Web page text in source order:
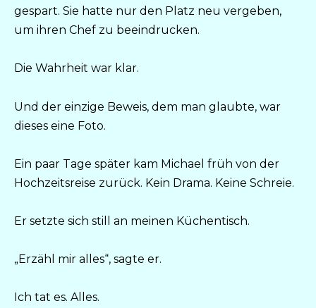
gespart. Sie hatte nur den Platz neu vergeben,
um ihren Chef zu beeindrucken.
Die Wahrheit war klar.
Und der einzige Beweis, dem man glaubte, war
dieses eine Foto.
Ein paar Tage später kam Michael früh von der
Hochzeitsreise zurück. Kein Drama. Keine Schreie.
Er setzte sich still an meinen Küchentisch.
„Erzähl mir alles“, sagte er.
Ich tat es. Alles.